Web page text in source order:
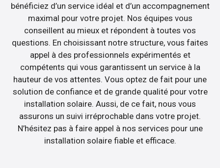
bénéficiez d’un service idéal et d’un accompagnement
maximal pour votre projet. Nos équipes vous
conseillent au mieux et répondent à toutes vos
questions. En choisissant notre structure, vous faites
appel à des professionnels expérimentés et
compétents qui vous garantissent un service à la
hauteur de vos attentes. Vous optez de fait pour une
solution de confiance et de grande qualité pour votre
installation solaire. Aussi, de ce fait, nous vous
assurons un suivi irréprochable dans votre projet.
N’hésitez pas à faire appel à nos services pour une
installation solaire fiable et efficace.